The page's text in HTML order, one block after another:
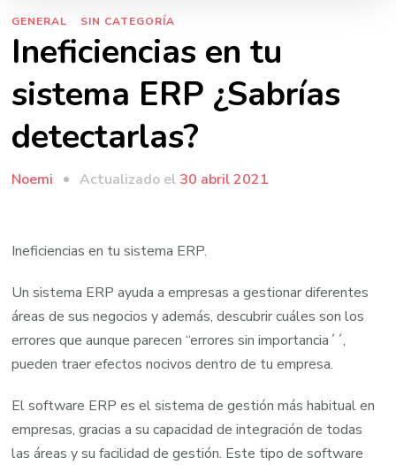
GENERAL SIN CATEGORÍA
Ineficiencias en tu
sistema ERP ¿Sabrías
detectarlas?
Noemi Actualizado el 30 abril 2021
Ineficiencias en tu sistema ERP.
Un sistema ERP ayuda a empresas a gestionar diferentes
áreas de sus negocios y además, descubrir cuáles son los
errores que aunque parecen “errores sin importancia´´,
pueden traer efectos nocivos dentro de tu empresa.
El software ERP es el sistema de gestión más habitual en
empresas, gracias a su capacidad de integración de todas
las áreas y su facilidad de gestión. Este tipo de software